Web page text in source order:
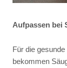
Aufpassen bei
Für die
bekommen